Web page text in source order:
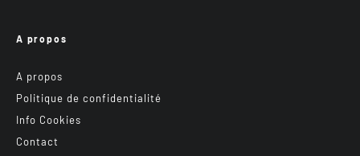
A propos
A propos
Politique de confidentialité
Info Cookies
Contact